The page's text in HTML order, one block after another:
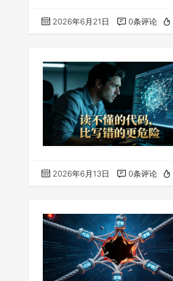
2026年6月21日 0条评论
2026年6月13日 0条评论